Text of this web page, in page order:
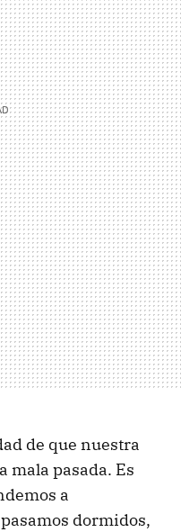
de que nuestra
mala pasada. Es
a
dormidos,